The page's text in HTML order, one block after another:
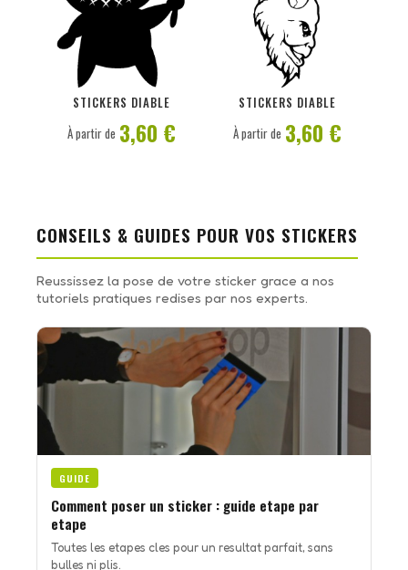
STICKERS DIABLE
PERSONNALISER
À partir de 3,60 €
STICKERS DIABLE
PERSONNALISER
À partir de 3,60 €
CONSEILS & GUIDES POUR VOS STICKERS
Reussissez la pose de votre sticker grace a nos
tutoriels pratiques redises par nos experts.
GUIDE
Comment poser un sticker : guide etape par
etape
Toutes les etapes cles pour un resultat parfait, sans
bulles ni plis.